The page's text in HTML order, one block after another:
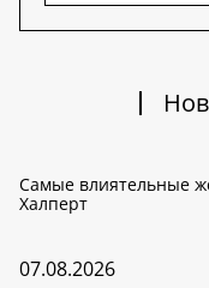
Самые влиятельные
Халперт
07.08.2026